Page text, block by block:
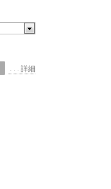
. . . 詳細